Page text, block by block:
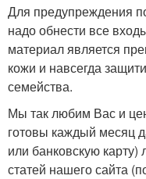
Для предупреждения
надо обнести все
материал является
кожи и навсегда
семейства.
Мы так любим Вас и
готовы каждый месяц
или банковскую
статей нашего сайта